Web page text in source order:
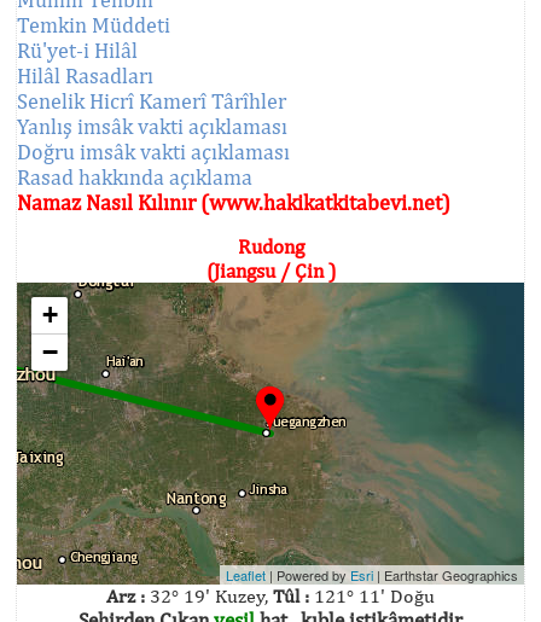
Temkin Müddeti
Rü'yet-i Hilâl
Hilâl Rasadları
Senelik Hicrî Kamerî Târîhler
Yanlış imsâk vakti açıklaması
Doğru imsâk vakti açıklaması
Rasad hakkında açıklama
Namaz Nasıl Kılınır (www.hakikatkitabevi.net)
Rudong
(Jiangsu / Çin )
+
−
Leaflet | Powered by Esri | Earthstar Geographics
Arz : 32° 19' Kuzey, Tûl : 121° 11' Doğu